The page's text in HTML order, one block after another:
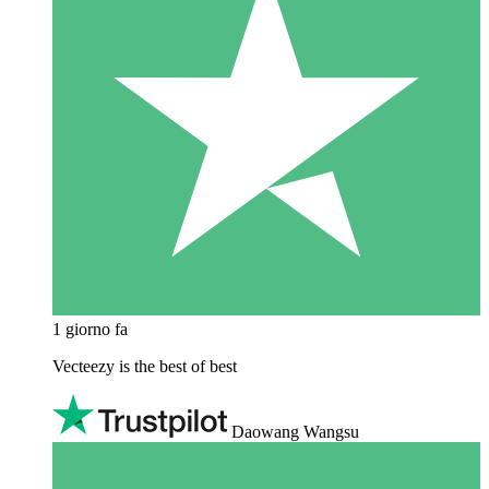
1 giorno fa
Vecteezy is the best of best
Daowang Wangsu